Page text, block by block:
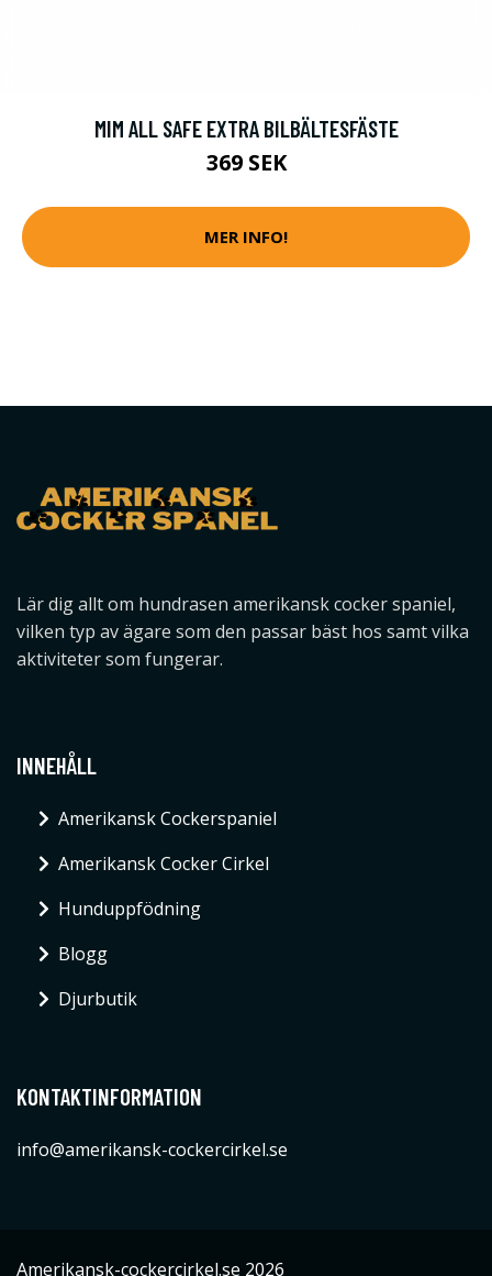
MIM ALL SAFE EXTRA BILBÄLTESFÄSTE
369 SEK
MER INFO!
Lär dig allt om hundrasen amerikansk cocker spaniel,
vilken typ av ägare som den passar bäst hos samt vilka
aktiviteter som fungerar.
INNEHÅLL
Amerikansk Cockerspaniel
Amerikansk Cocker Cirkel
Hunduppfödning
Blogg
Djurbutik
KONTAKTINFORMATION
info@amerikansk-cockercirkel.se
Amerikansk-cockercirkel.se 2026